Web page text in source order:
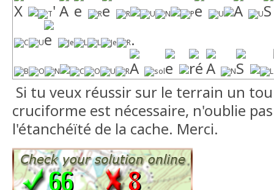
'
.
Si tu veux réussir sur le terrain un
cruciforme est nécessaire, n'oublie
l'étanchéïté de la cache. Merci.